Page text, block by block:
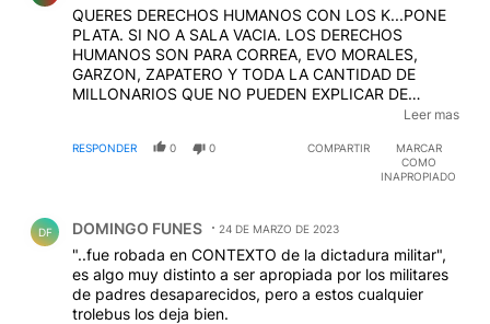
QUERES DERECHOS HUMANOS CON LOS K...PONE
PLATA. SI NO A SALA VACIA. LOS DERECHOS
HUMANOS SON PARA CORREA, EVO MORALES,
GARZON, ZAPATERO Y TODA LA CANTIDAD DE
MILLONARIOS QUE NO PUEDEN EXPLICAR DE
DONDE SALIO LA VIVA. ESO SON SUS DERECHOS
EDITADO
Leer mas
RESPONDER 0 0 COMPARTIR
MARCAR
COMO
INAPROPIADO
DF DOMINGO FUNES 24 DE MARZO DE 2023
"..fue robada en CONTEXTO de la dictadura militar",
es algo muy distinto a ser apropiada por los militares
de padres desaparecidos, pero a estos cualquier
trolebus los deja bien.